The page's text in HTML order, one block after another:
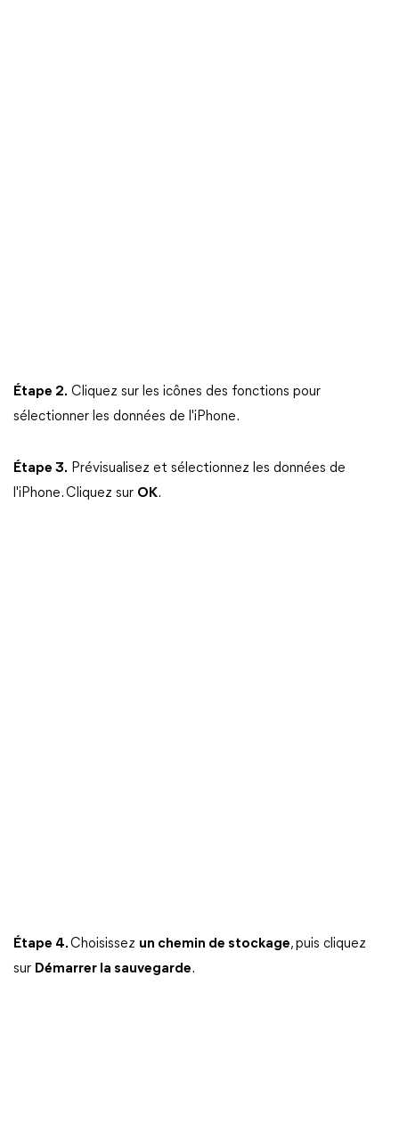
Étape 2. Cliquez sur les icônes des fonctions pour
sélectionner les données de l'iPhone.
Étape 3. Prévisualisez et sélectionnez les données de
l'iPhone. Cliquez sur OK.
Étape 4.Choisissez un chemin de stockage, puis cliquez
sur Démarrer la sauvegarde.